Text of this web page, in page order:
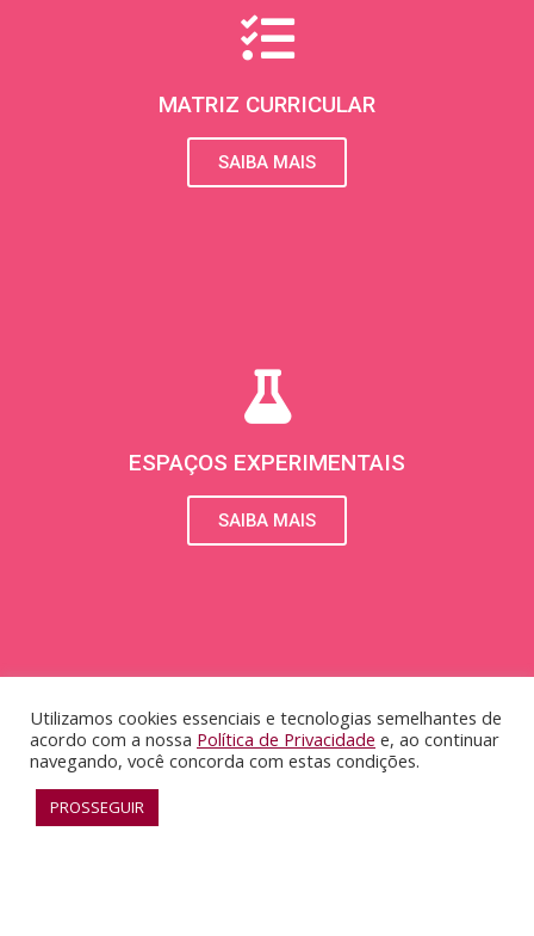
a
g
r
a
MATRIZ CURRICULAR
SAIBA MAIS
ESPAÇOS EXPERIMENTAIS
SAIBA MAIS
Utilizamos cookies essenciais e tecnologias semelhantes de
acordo com a nossa Política de Privacidade e, ao continuar
navegando, você concorda com estas condições.
PROSSEGUIR